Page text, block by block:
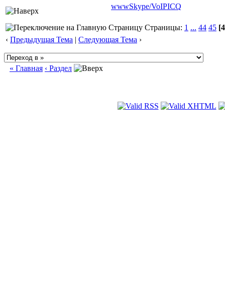
wwwSkype/VoIPICQ
Страницы: 1 ... 44 45
‹ Предыдущая Тема | Следующая Тема ›
« Главная ‹ Раздел